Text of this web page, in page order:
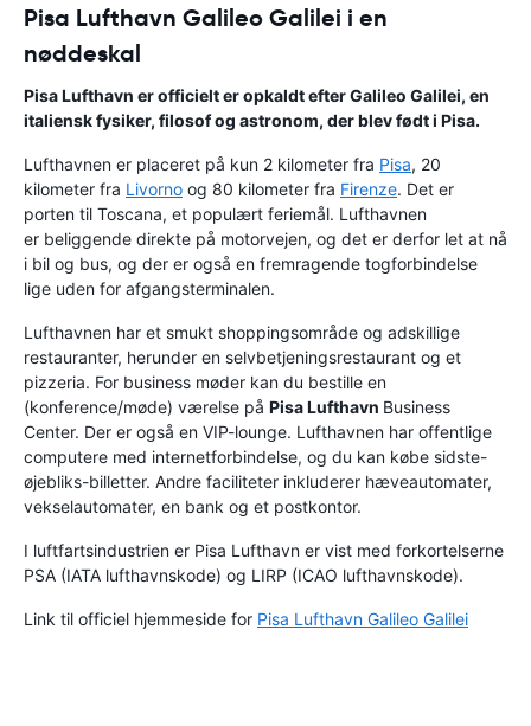
Pisa Lufthavn Galileo Galilei i en
nøddeskal
Pisa Lufthavn er officielt er opkaldt efterGalileo Galilei, en
italiensk fysiker, filosof og astronom, der blev født i Pisa.
Lufthavnen er placeret på kun 2 kilometer fra Pisa, 20
kilometer fra Livorno og 80 kilometer fra Firenze. Det er
porten til Toscana, et populært feriemål. Lufthavnen
er beliggende direkte på motorvejen, og det er derfor let at nå
i bil og bus, og der er også en fremragende togforbindelse
lige uden for afgangsterminalen.
Lufthavnen har et smukt shoppingsområde og adskillige
restauranter, herunder en selvbetjeningsrestaurant og et
pizzeria. For business møder kan du bestille en
(konference/møde) værelse på Pisa Lufthavn Business
Center. Der er også en VIP-lounge. Lufthavnen har offentlige
computere med internetforbindelse, og du kan købe sidste-
øjebliks-billetter. Andre faciliteter inkluderer hæveautomater,
vekselautomater, en bank og et postkontor.
I luftfartsindustrien er Pisa Lufthavn er vist med forkortelserne
PSA (IATA lufthavnskode) og LIRP (ICAO lufthavnskode).
Link til officiel hjemmeside for Pisa Lufthavn Galileo Galilei